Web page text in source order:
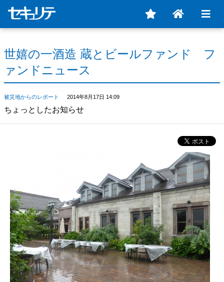
世嬉の一酒造 蔵とビールファンド フ
ァンドニュース
被災地からのレポート 2014年8月17日 14:09
ちょっとしたお知らせ